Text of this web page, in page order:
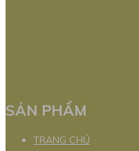
SẢN PHẨM
TRANG CHỦ